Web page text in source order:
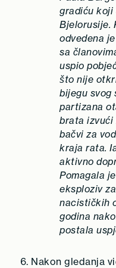
gradiću koji
Bjelorusije.
odvedena
sa
uspio
što nije
bijegu svog
partizana
brata izvući
bačvi za
kraja rata.
aktivno
Pomagala
eksploziv
nacističkih
godina
postala
Nakon gledanja